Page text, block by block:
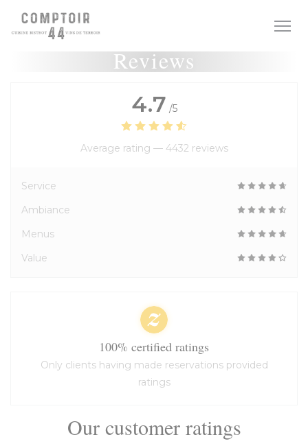
Personalizing your cookie choices
Reviews
Our customer ratings
4.7 /5
Average rating — 4432 reviews
Service
Ambiance
Menus
Value
100% certified ratings
Only clients having made reservations provided
ratings